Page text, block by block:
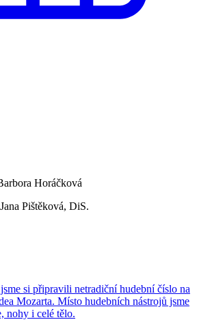
Horáčková
Jana Pištěková, DiS.
si připravili netradiční hudební číslo na
Mozarta. Místo hudebních nástrojů jsme
nohy i celé tělo.